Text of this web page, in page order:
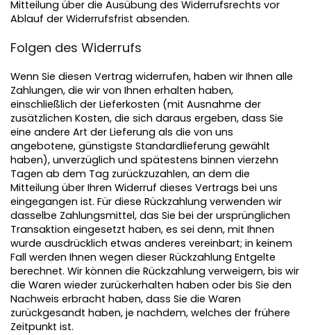
Mitteilung über die Ausübung des Widerrufsrechts vor
Ablauf der Widerrufsfrist absenden.
Folgen des Widerrufs
Wenn Sie diesen Vertrag widerrufen, haben wir Ihnen alle
Zahlungen, die wir von Ihnen erhalten haben,
einschließlich der Lieferkosten (mit Ausnahme der
zusätzlichen Kosten, die sich daraus ergeben, dass Sie
eine andere Art der Lieferung als die von uns
angebotene, günstigste Standardlieferung gewählt
haben), unverzüglich und spätestens binnen vierzehn
Tagen ab dem Tag zurückzuzahlen, an dem die
Mitteilung über Ihren Widerruf dieses Vertrags bei uns
eingegangen ist. Für diese Rückzahlung verwenden wir
dasselbe Zahlungsmittel, das Sie bei der ursprünglichen
Transaktion eingesetzt haben, es sei denn, mit Ihnen
wurde ausdrücklich etwas anderes vereinbart; in keinem
Fall werden Ihnen wegen dieser Rückzahlung Entgelte
berechnet. Wir können die Rückzahlung verweigern, bis wir
die Waren wieder zurückerhalten haben oder bis Sie den
Nachweis erbracht haben, dass Sie die Waren
zurückgesandt haben, je nachdem, welches der frühere
Zeitpunkt ist.